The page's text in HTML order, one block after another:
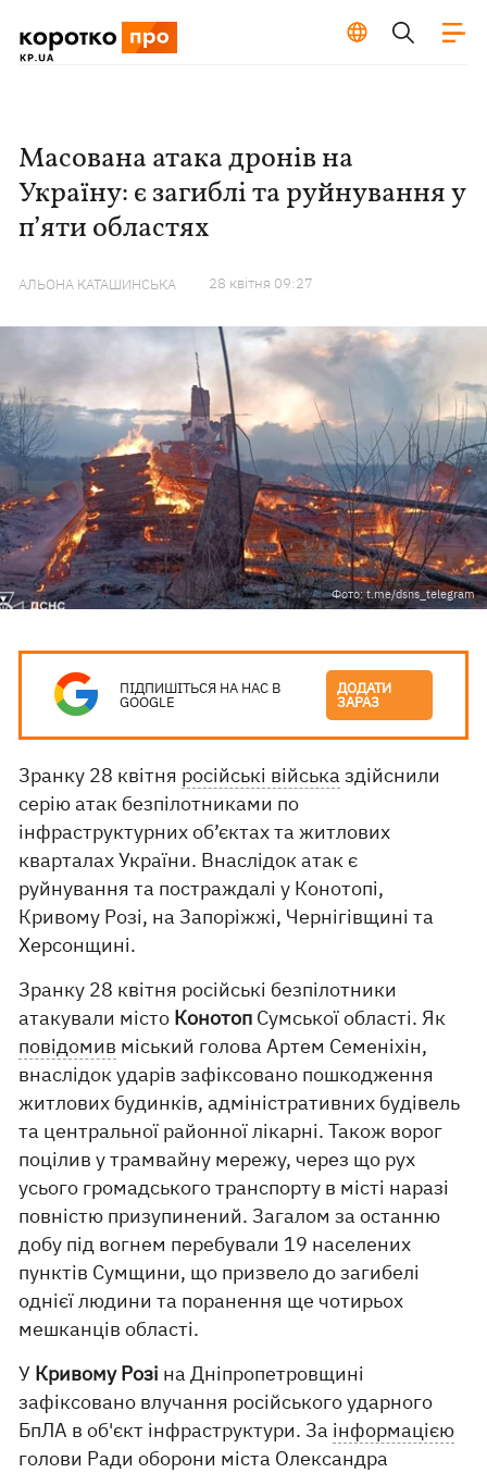
Масована атака дронів на
Україну: є загиблі та руйнування у
п’яти областях
АЛЬОНА КАТАШИНСЬКА 28 квiтня 09:27
Фото: t.me/dsns_telegram
ПІДПИШІТЬСЯ НА НАС В
GOOGLE
ДОДАТИ
ЗАРАЗ
Зранку 28 квітня російські війська здійснили
серію атак безпілотниками по
інфраструктурних об’єктах та житлових
кварталах України. Внаслідок атак є
руйнування та постраждалі у Конотопі,
Кривому Розі, на Запоріжжі, Чернігівщині та
Херсонщині.
Зранку 28 квітня російські безпілотники
атакували місто Конотоп Сумської області. Як
повідомив міський голова Артем Семеніхін,
внаслідок ударів зафіксовано пошкодження
житлових будинків, адміністративних будівель
та центральної районної лікарні. Також ворог
поцілив у трамвайну мережу, через що рух
усього громадського транспорту в місті наразі
повністю призупинений. Загалом за останню
добу під вогнем перебували 19 населених
пунктів Сумщини, що призвело до загибелі
однієї людини та поранення ще чотирьох
мешканців області.
У Кривому Розі на Дніпропетровщині
зафіксовано влучання російського ударного
БпЛА в об'єкт інфраструктури. За інформацією
голови Ради оборони міста Олександра